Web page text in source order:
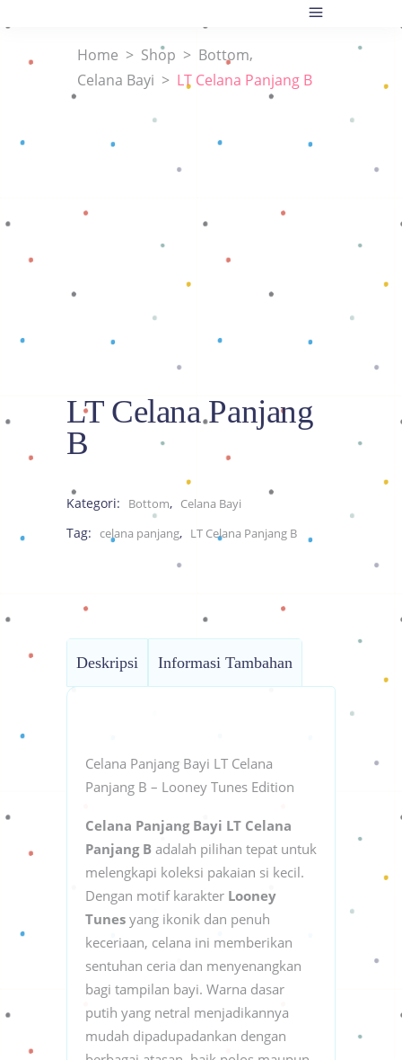
Home > Shop > Bottom,
Celana Bayi > LT Celana Panjang B
LT Celana Panjang
B
Kategori: Bottom, Celana Bayi
Tag: celana panjang, LT Celana Panjang B
Deskripsi Informasi Tambahan
Celana Panjang Bayi LT Celana
Panjang B – Looney Tunes Edition
Celana Panjang Bayi LT Celana
Panjang B adalah pilihan tepat untuk
melengkapi koleksi pakaian si kecil.
Dengan motif karakter Looney
Tunes yang ikonik dan penuh
keceriaan, celana ini memberikan
sentuhan ceria dan menyenangkan
bagi tampilan bayi. Warna dasar
putih yang netral menjadikannya
mudah dipadupadankan dengan